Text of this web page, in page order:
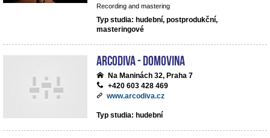
Recording and mastering
Typ studia: hudební, postprodukční,
masteringové
ArcoDiva - Domovina
Na Maninách 32, Praha 7
+420 603 428 469
www.arcodiva.cz
Typ studia: hudební